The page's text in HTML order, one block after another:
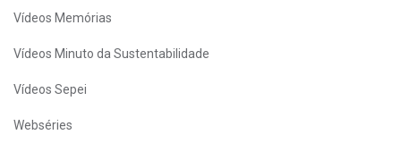
Vídeos Memórias
Vídeos Minuto da Sustentabilidade
Vídeos Sepei
Webséries